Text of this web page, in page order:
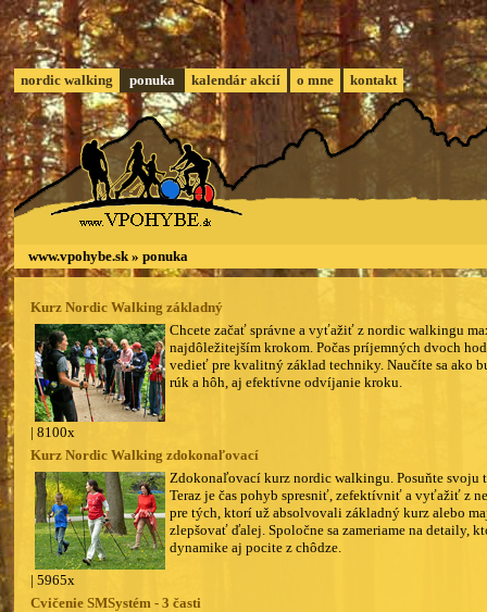
nordic walking ponuka kalendár akcií o mne kontakt
www.vpohybe.sk» ponuka
Kurz Nordic Walking základný
Chcete začať správne a vyťažiť z nordic walkingu
najdôležitejším krokom. Počas príjemných dvoch
vedieť pre kvalitný základ techniky. Naučíte sa ako
rúk a hôh, aj efektívne odvíjanie kroku.
| 8100x
Kurz Nordic Walking zdokonaľovací
Zdokonaľovací kurz nordic walkingu. Posuňte svoju
Teraz je čas pohyb spresniť, zefektívniť a vyťažiť z
pre tých, ktorí už absolvovali základný kurz alebo
zlepšovať ďalej. Spoločne sa zameriame na detaily,
dynamike aj pocite z chôdze.
| 5965x
Cvičenie SMSystém - 3 časti